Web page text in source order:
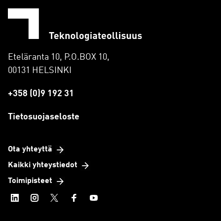
Eteläranta 10, P.O.BOX 10,
00131 HELSINKI
+358 (0)9 192 31
Tietosuojaseloste
Ota yhteyttä
Kaikki yhteystiedot
Toimipisteet